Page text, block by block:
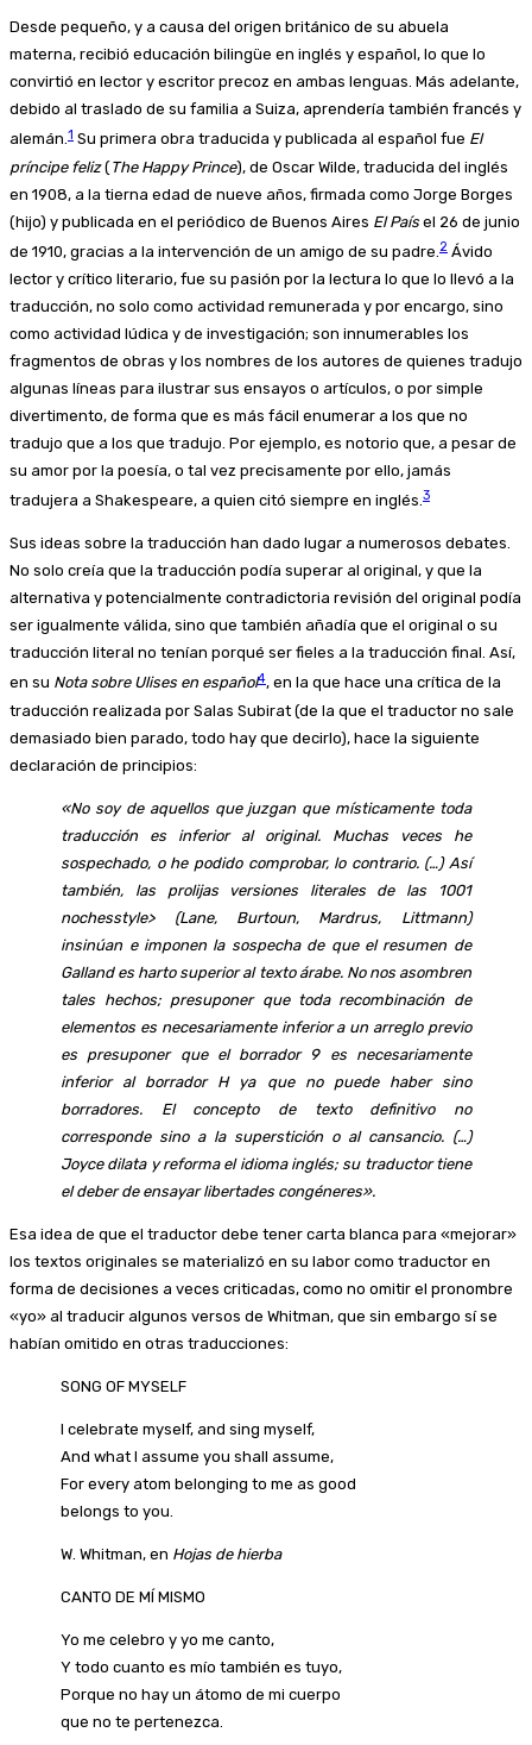
Desde pequeño, y a causa del origen británico de su abuela
materna, recibió educación bilingüe en inglés y español, lo que lo
convirtió en lector y escritor precoz en ambas lenguas. Más adelante,
debido al traslado de su familia a Suiza, aprendería también francés y
alemán.1 Su primera obra traducida y publicada al español fue El
príncipe feliz(The Happy Prince), de Oscar Wilde, traducida del inglés
en 1908, a la tierna edad de nueve años, firmada como Jorge Borges
(hijo) y publicada en el periódico de Buenos Aires El País el 26 de junio
de 1910, gracias a la intervención de un amigo de su padre. 2 Ávido
lector y crítico literario, fue su pasión por la lectura lo que lo llevó a la
traducción, no solo como actividad remunerada y por encargo, sino
como actividad lúdica y de investigación; son innumerables los
fragmentos de obras y los nombres de los autores de quienes tradujo
algunas líneas para ilustrar sus ensayos o artículos, o por simple
divertimento, de forma que es más fácil enumerar a los que no
tradujo que a los que tradujo. Por ejemplo, es notorio que, a pesar de
su amor por la poesía, o tal vez precisamente por ello, jamás
tradujera a Shakespeare, a quien citó siempre en inglés.3
Sus ideas sobre la traducción han dado lugar a numerosos debates.
No solo creía que la traducción podía superar al original, y que la
alternativa y potencialmente contradictoria revisión del original podía
ser igualmente válida, sino que también añadía que el original o su
traducción literal no tenían porqué ser fieles a la traducción final. Así,
en su Nota sobre Ulises en español4, en la que hace una crítica de la
traducción realizada por Salas Subirat (de la que el traductor no sale
demasiado bien parado, todo hay que decirlo), hace la siguiente
declaración de principios:
«No soy de aquellos que juzgan que místicamente toda
traducción es inferior al original. Muchas veces he
sospechado, o he podido comprobar, lo contrario. (…) Así
también, las prolijas versiones literales de las 1001
nochesstyle> (Lane, Burtoun, Mardrus, Littmann)
insinúan e imponen la sospecha de que el resumen de
Galland es harto superior al texto árabe. No nos asombren
tales hechos; presuponer que toda recombinación de
elementos es necesariamente inferior a un arreglo previo
es presuponer que el borrador 9 es necesariamente
inferior al borrador H ya que no puede haber sino
borradores. El concepto de texto definitivo no
corresponde sino a la superstición o al cansancio. (…)
Joyce dilata y reforma el idioma inglés; su traductor tiene
el deber de ensayar libertades congéneres».
Esa idea de que el traductor debe tener carta blanca para «mejorar»
los textos originales se materializó en su labor como traductor en
forma de decisiones a veces criticadas, como no omitir el pronombre
«yo» al traducir algunos versos de Whitman, que sin embargo sí se
habían omitido en otras traducciones:
SONG OF MYSELF
I celebrate myself, and sing myself,
And what I assume you shall assume,
For every atom belonging to me as good
belongs to you.
W. Whitman, en Hojas de hierba
CANTO DE MÍ MISMO
Yo me celebro y yo me canto,
Y todo cuanto es mío también es tuyo,
Porque no hay un átomo de mi cuerpo
que no te pertenezca.